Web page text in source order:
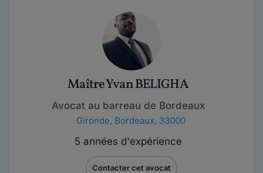
Maître Yvan BELIGHA
Avocat au barreau de Bordeaux
Gironde, Bordeaux, 33000
5 années d'expérience
Contacter cet avocat